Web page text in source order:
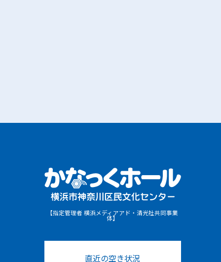
【指定管理者 横浜メディアアド・清光社共同事業
体】
直近の空き状況